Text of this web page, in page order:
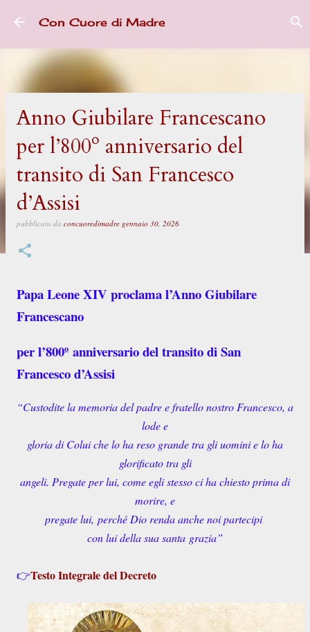
Passa ai contenuti principali
Con Cuore di Madre
Anno Giubilare Francescano
per l’800º anniversario del
transito di San Francesco
d’Assisi
pubblicato da concuoredimadre gennaio 30, 2026
Papa Leone XIV proclama l’Anno Giubilare
Francescano
per l’800º anniversario del transito di San
Francesco d’Assisi
“Custodite la memoria del padre e fratello nostro Francesco, a
lode e
gloria di Colui che lo ha reso grande tra gli uomini e lo ha
glorificato tra gli
angeli. Pregate per lui, come egli stesso ci ha chiesto prima di
morire, e
pregate lui, perché Dio renda anche noi partecipi
con lui della sua santa grazia”
👉Testo Integrale del Decreto